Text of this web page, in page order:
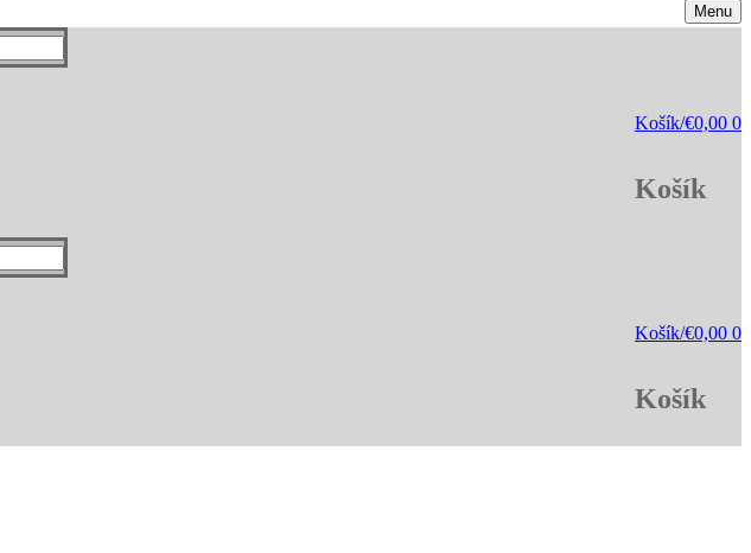
Menu
Košík/€0,00 0
Košík
Košík/€0,00 0
Košík